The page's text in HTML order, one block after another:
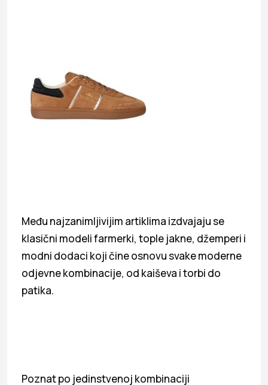
Među najzanimljivijim artiklima izdvajaju se
klasični modeli farmerki, tople jakne, džemperi i
modni dodaci koji čine osnovu svake moderne
odjevne kombinacije, od kaiševa i torbi do
patika.
Poznat po jedinstvenoj kombinaciji